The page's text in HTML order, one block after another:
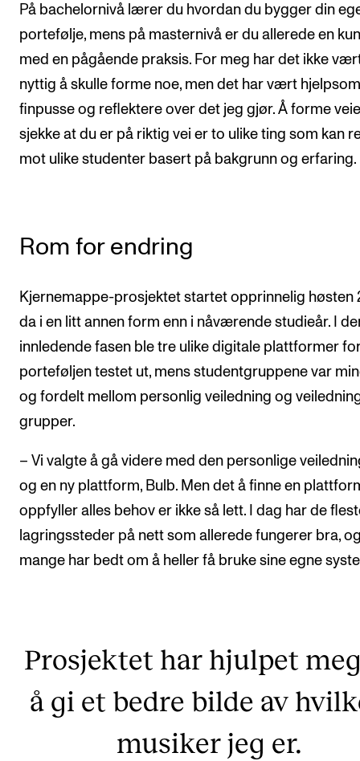
På bachelornivå lærer du hvordan du bygger din
portefølje, mens på masternivå er du allerede en
med en pågående praksis. For meg har det ikke
nyttig å skulle forme noe, men det har vært
finpusse og reflektere over det jeg gjør. Å forme
sjekke at du er på riktig vei er to ulike ting som kan
mot ulike studenter basert på bakgrunn og erfaring.
Rom for endring
Kjernemappe-prosjektet startet opprinnelig høsten
da i en litt annen form enn i nåværende studieår. I
innledende fasen ble tre ulike digitale plattformer
porteføljen testet ut, mens studentgruppene var
og fordelt mellom personlig veiledning og
grupper.
– Vi valgte å gå videre med den personlige
og en ny plattform, Bulb. Men det å finne en
oppfyller alles behov er ikke så lett. I dag har de
lagringssteder på nett som allerede fungerer bra,
mange har bedt om å heller få bruke sine egne
Prosjektet har hjulpet
å gi et bedre bilde av
musiker jeg er.